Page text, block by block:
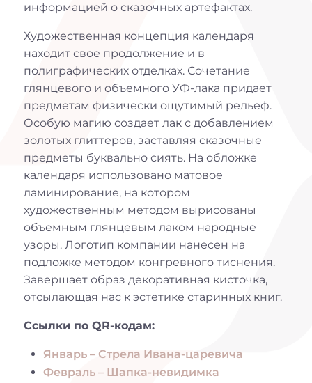
информацией о сказочных артефактах.
Художественная концепция календаря
находит свое продолжение и в
полиграфических отделках. Сочетание
глянцевого и объемного УФ-лака придает
предметам физически ощутимый рельеф.
Особую магию создает лак с добавлением
золотых глиттеров, заставляя сказочные
предметы буквально сиять. На обложке
календаря использовано матовое
ламинирование, на котором
художественным методом вырисованы
объемным глянцевым лаком народные
узоры. Логотип компании нанесен на
подложке методом конгревного тиснения.
Завершает образ декоративная кисточка,
отсылающая нас к эстетике старинных книг.
Ссылки по QR-кодам:
Январь – Стрела Ивана-царевича
Февраль – Шапка-невидимка